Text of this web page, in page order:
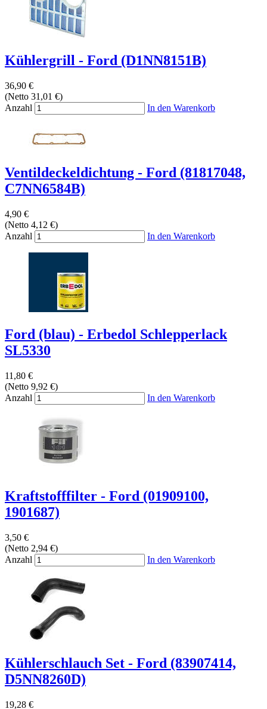
Kühlergrill - Ford (D1NN8151B)
36,90 €
(Netto 31,01 €)
Anzahl
In den Warenkorb
Ventildeckeldichtung - Ford (81817048,
C7NN6584B)
4,90 €
(Netto 4,12 €)
Anzahl
In den Warenkorb
Ford (blau) - Erbedol Schlepperlack
SL5330
11,80 €
(Netto 9,92 €)
Anzahl
In den Warenkorb
Kraftstofffilter - Ford (01909100,
1901687)
3,50 €
(Netto 2,94 €)
Anzahl
In den Warenkorb
Kühlerschlauch Set - Ford (83907414,
D5NN8260D)
19,28 €